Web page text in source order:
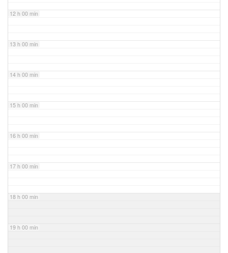
12 h 00 min
13 h 00 min
14 h 00 min
15 h 00 min
16 h 00 min
17 h 00 min
18 h 00 min
19 h 00 min